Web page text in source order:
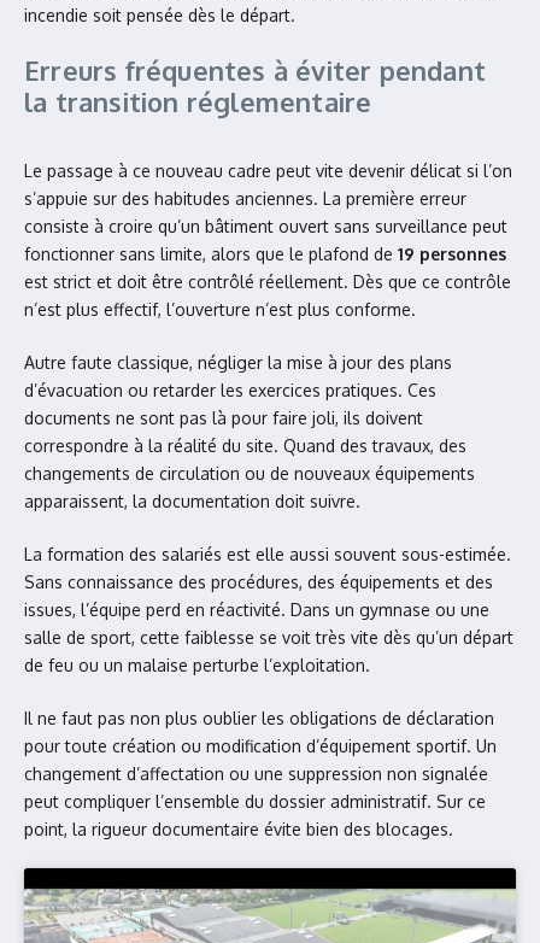
incendie soit pensée dès le départ.
Erreurs fréquentes à éviter pendant
la transition réglementaire
Le passage à ce nouveau cadre peut vite devenir délicat si l’on
s’appuie sur des habitudes anciennes. La première erreur
consiste à croire qu’un bâtiment ouvert sans surveillance peut
fonctionner sans limite, alors que le plafond de 19 personnes
est strict et doit être contrôlé réellement. Dès que ce contrôle
n’est plus effectif, l’ouverture n’est plus conforme.
Autre faute classique, négliger la mise à jour des plans
d’évacuation ou retarder les exercices pratiques. Ces
documents ne sont pas là pour faire joli, ils doivent
correspondre à la réalité du site. Quand des travaux, des
changements de circulation ou de nouveaux équipements
apparaissent, la documentation doit suivre.
La formation des salariés est elle aussi souvent sous-estimée.
Sans connaissance des procédures, des équipements et des
issues, l’équipe perd en réactivité. Dans un gymnase ou une
salle de sport, cette faiblesse se voit très vite dès qu’un départ
de feu ou un malaise perturbe l’exploitation.
Il ne faut pas non plus oublier les obligations de déclaration
pour toute création ou modification d’équipement sportif. Un
changement d’affectation ou une suppression non signalée
peut compliquer l’ensemble du dossier administratif. Sur ce
point, la rigueur documentaire évite bien des blocages.